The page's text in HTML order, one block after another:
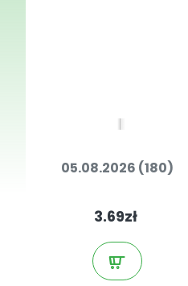
05.08.2026 (180)
3.69zł